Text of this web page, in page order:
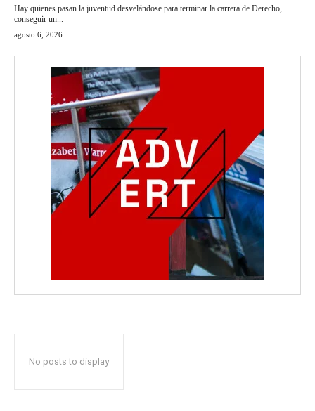
Hay quienes pasan la juventud desvelándose para terminar la carrera de Derecho,
conseguir un...
agosto 6, 2026
No posts to display